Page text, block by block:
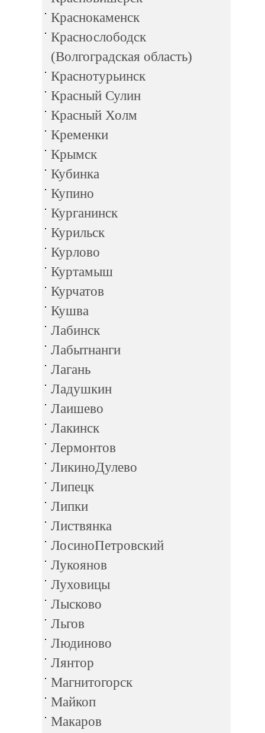
Краснокаменск
Краснослободск
(Волгоградская область)
Краснотурьинск
Красный Сулин
Красный Холм
Кременки
Крымск
Кубинка
Купино
Курганинск
Курильск
Курлово
Куртамыш
Курчатов
Кушва
Лабинск
Лабытнанги
Лагань
Ладушкин
Лаишево
Лакинск
Лермонтов
ЛикиноДулево
Липецк
Липки
Листвянка
ЛосиноПетровский
Лукоянов
Луховицы
Лысково
Льгов
Людиново
Лянтор
Магнитогорск
Майкоп
Макаров